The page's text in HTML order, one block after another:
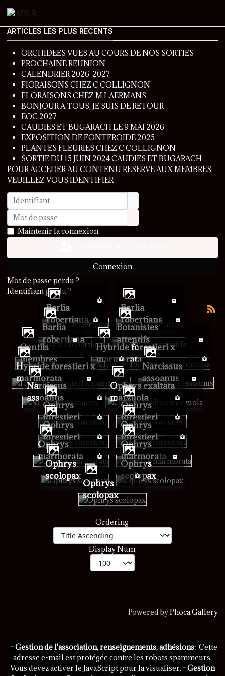
ARTICLES LES PLUS RECENTS
ORCHIDEES VUES AU COURS DE NOS SORTIES
PROCHAINE REUNION
CALENDRIER 2026-2027
FlORAISONS CHEZ C.COLLIGNON
FLORAISONS CHEZ M.LAERMANS
BONJOUR A TOUS, JE SUIS DE RETOUR
EOC 2027
CAUDIES ET BUGARACH LE 9 MAI 2026
EXPOSITION DE FONTFROIDE 2025
PLANTES FLEURIES CHEZ C.COLLIGNON
SORTIE DU 15 JUIN 2024 CAUDIES ET BUGARACH
POUR ACCEDER AU CONTENU RESERVE AUX MEMBRES
VEUILLEZ VOUS IDENTIFIER
Identifiant
Mot de passe
Afficher le mot de passe
Maintenir la connexion
Connexion
Mot de passe perdu ?
Identifiant perdu ?
Barlia
robertiana
Barlia
robertiana
Barlia
robertiana
Botanistes
attentifs
Gentils
membres
Hybride forestieri x
marmorata
Hybride forestieri x
marmorata
Narcissus
assoanus
Narcissus
assoanus
Ophrys exaltata
marzuola
Ophrys
forestieri
Ophrys
forestieri
Ophrys
forestieri
Ophrys
forestieri
Ophrys
marmorata
Ophrys
marmorata
Ophrys
scolopax
Ophrys
scolopax
Ophrys
scolopax
Ordering
Display Num
Powered byPhoca Gallery
- Gestion de l'association, renseignements, adhésions: Cette
adresse e-mail est protégée contre les robots spammeurs.
Vous devez activer le JavaScript pour la visualiser. - Gestion